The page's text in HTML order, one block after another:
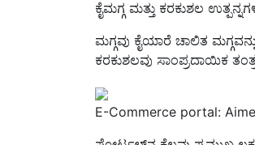
ಮಗ್ಗವು ಕೈಯಾರೆ ಚಾಲಿತ
ಕರಕುಶಲವು ಸಾಂಪ್ರದಾಯಿಕ
E-Commerce portal:
ಪೋರ್ಟಲ್‌ನ ಕೆಲವು ಪ್ರಮುಖ